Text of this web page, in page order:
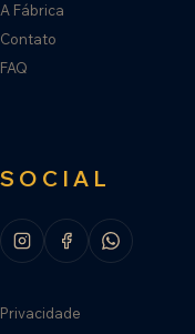
A Fábrica
Contato
FAQ
SOCIAL
Privacidade